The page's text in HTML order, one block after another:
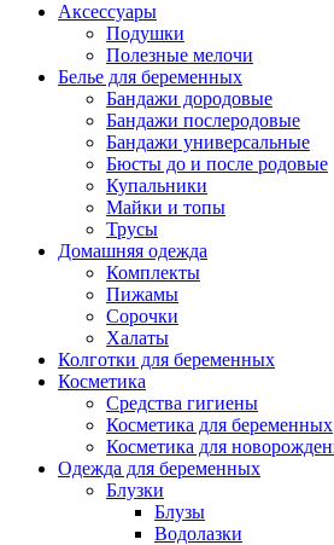
Аксессуары
Подушки
Полезные мелочи
Белье для беременных
Бандажи дородовые
Бандажи послеродовые
Бандажи универсальные
Бюсты до и после родовые
Купальники
Майки и топы
Трусы
Домашняя одежда
Комплекты
Пижамы
Сорочки
Халаты
Колготки для беременных
Косметика
Cредства гигиены
Косметика для беременных
Косметика для
Одежда для беременных
Блузки
Блузы
Водолазки